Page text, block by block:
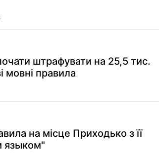
штрафувати на 25,5 тис.
мовні правила
на місце Приходько з її
языком"